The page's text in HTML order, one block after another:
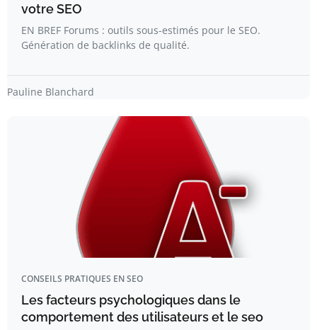
votre SEO
EN BREF Forums : outils sous-estimés pour le SEO.
Génération de backlinks de qualité.
Pauline Blanchard
CONSEILS PRATIQUES EN SEO
Les facteurs psychologiques dans le
comportement des utilisateurs et le seo